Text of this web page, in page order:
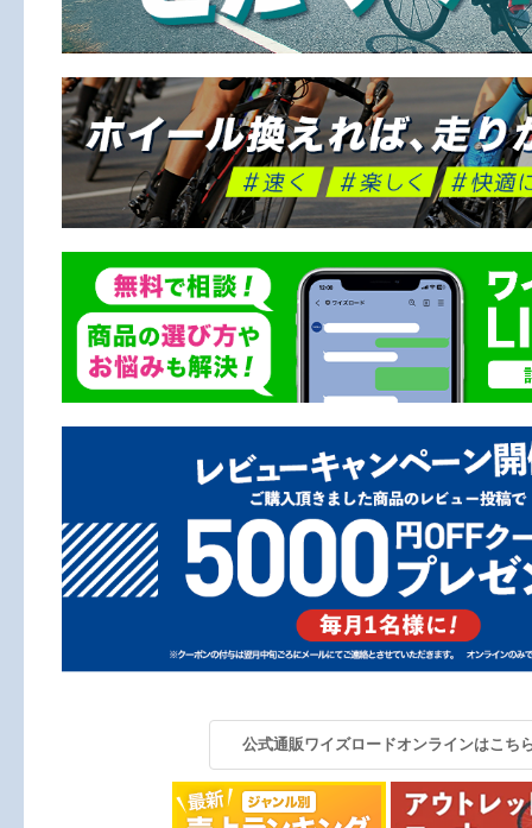
公式通販ワイズロードオンラインはこち